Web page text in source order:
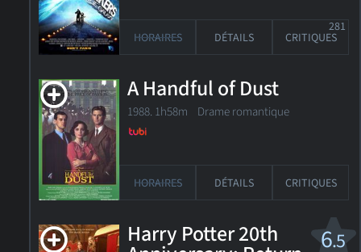
HORAIRES DÉTAILS CRITIQUES
281
A Handful of Dust
1988. 1h58m Drame romantique
HORAIRES DÉTAILS CRITIQUES
6.5
Harry Potter 20th